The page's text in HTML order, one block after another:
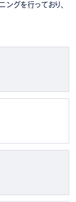
ングを行っており、